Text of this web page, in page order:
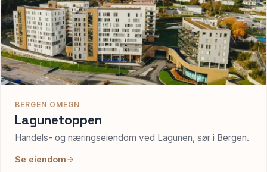
BERGEN OMEGN
Lagunetoppen
Handels- og næringseiendom ved Lagunen, sør i Bergen.
Se eiendom